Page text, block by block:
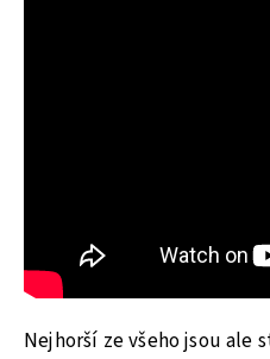
Nejhorší ze všeho jsou ale